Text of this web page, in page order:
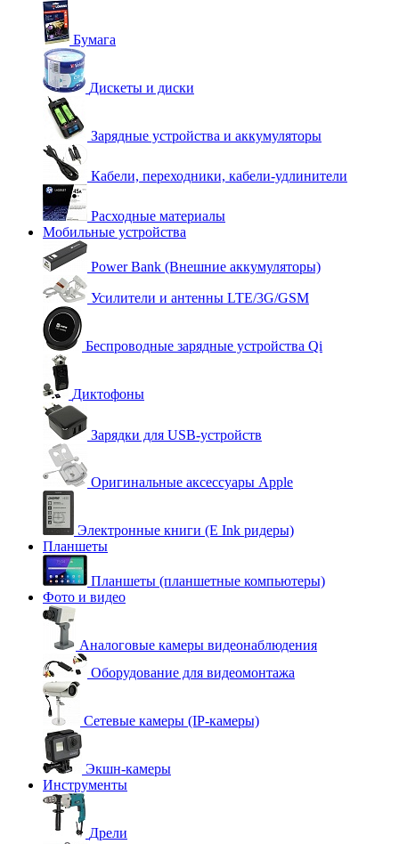
Бумага
Дискеты и диски
Зарядные устройства и аккумуляторы
Кабели, переходники, кабели-удлинители
Расходные материалы
Мобильные устройства
Power Bank (Внешние аккумуляторы)
Усилители и антенны LTE/3G/GSM
Беспроводные зарядные устройства Qi
Диктофоны
Зарядки для USB-устройств
Оригинальные аксессуары Apple
Электронные книги (E Ink ридеры)
Планшеты
Планшеты (планшетные компьютеры)
Фото и видео
Аналоговые камеры видеонаблюдения
Оборудование для видеомонтажа
Сетевые камеры (IP-камеры)
Экшн-камеры
Инструменты
Дрели